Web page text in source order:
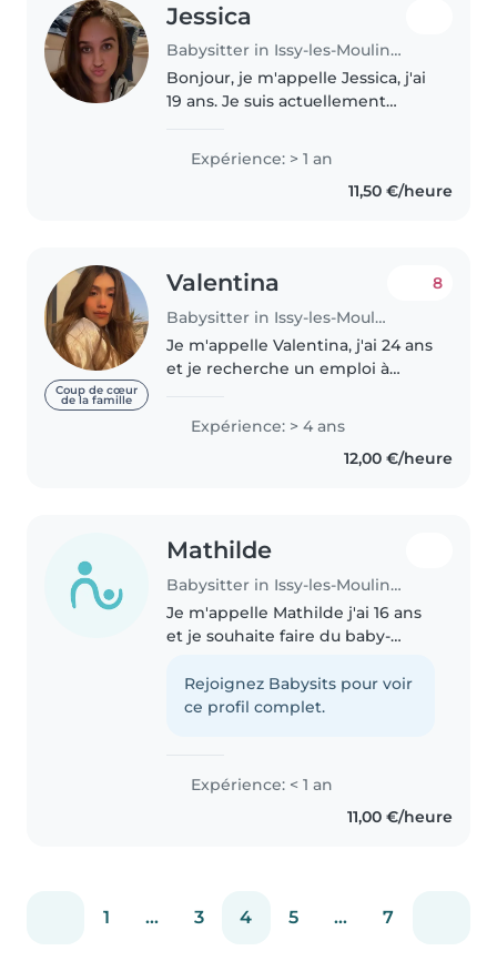
Jessica
Babysitter in Issy-les-Moulineaux
Bonjour, je m'appelle Jessica, j'ai
19 ans. Je suis actuellement
titulaire du BAFA. J'ai l'habitude
de m'occuper d'enfants de
différents âges et j'aime..
Expérience: > 1 an
11,50 €/heure
Coup de cœur
de la famille
Valentina
Babysitter in Issy-les-Moulineaux
8
Je m'appelle Valentina, j'ai 24 ans
et je recherche un emploi à
très avenante et chaleureuse, et
j'ai une grande expérience avec
Expérience: > 4 ans
12,00 €/heure
Mathilde
Babysitter in Issy-les-Moulineaux
Je m'appelle Mathilde j'ai 16 ans
et je souhaite faire du baby-
libre. Je suis quelqu'un de
sérieuse, patiente et
Rejoignez Babysits pour voir
ce profil complet.
Expérience: < 1 an
11,00 €/heure
1 ... 3 4 5 ... 7